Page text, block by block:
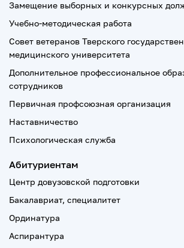
Замещение выборных и конкурсных
Учебно-методическая работа
Совет ветеранов Тверского
медицинского университета
Дополнительное профессиональное
сотрудников
Первичная профсоюзная организация
Наставничество
Психологическая служба
Абитуриентам
Центр довузовской подготовки
Бакалавриат, специалитет
Ординатура
Аспирантура